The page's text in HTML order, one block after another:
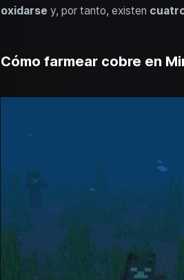
oxidarse y, por tanto, existen
Cómo farmear cobre en